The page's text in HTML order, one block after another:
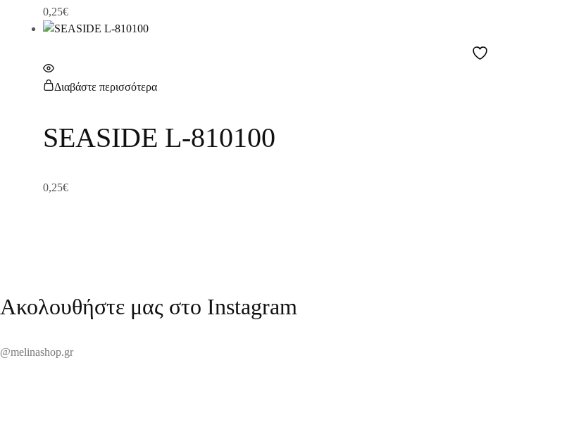
0,25€
Διαβάστε περισσότερα
SEASIDE L-810100
0,25€
Ακολουθήστε μας στο Instagram
@melinashop.gr